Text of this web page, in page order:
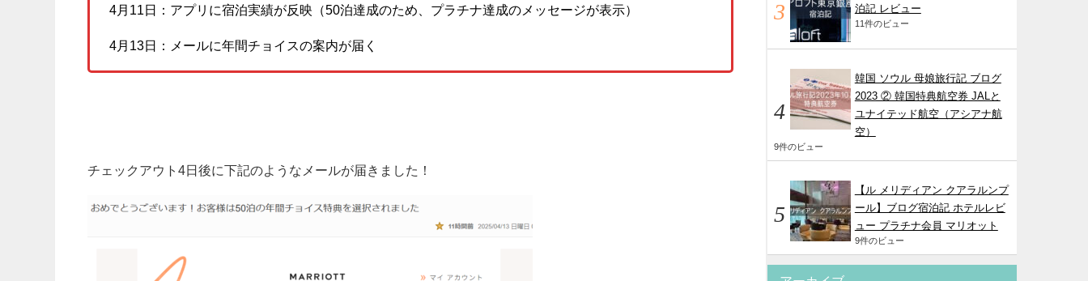
4月11日：アプリに宿泊実績が反映（50泊達成のため、プラチナ達成のメッセージが表示）
4月13日：メールに年間チョイスの案内が届く
チェックアウト4日後に下記のようなメールが届きました！
泊記 レビュー
11件のビュー
韓国 ソウル 母娘旅行記 ブログ
2023 ② 韓国特典航空券 JALと
ユナイテッド航空（アシアナ航
空）
9件のビュー
【ル メリディアン クアラルンプ
ール】ブログ宿泊記 ホテルレビ
ュー プラチナ会員 マリオット
9件のビュー